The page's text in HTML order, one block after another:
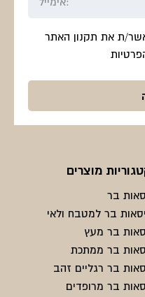
מוצרים
בר
בר למטבח ולאי
בר מעץ
בר ממתכת
בר רגליים זהב
בר מרופדים
ת את תקנון האתר